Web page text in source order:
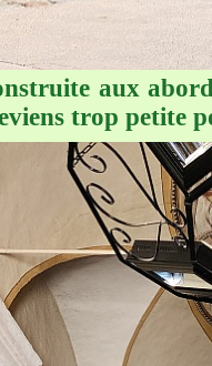
aux
trop petite